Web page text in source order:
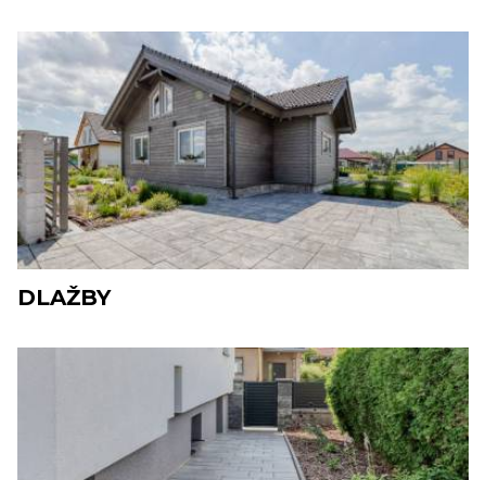
DLAŽBY